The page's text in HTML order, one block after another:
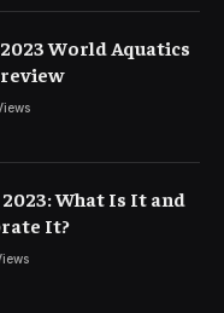
World Aquatics
Preview
What Is It and
It?